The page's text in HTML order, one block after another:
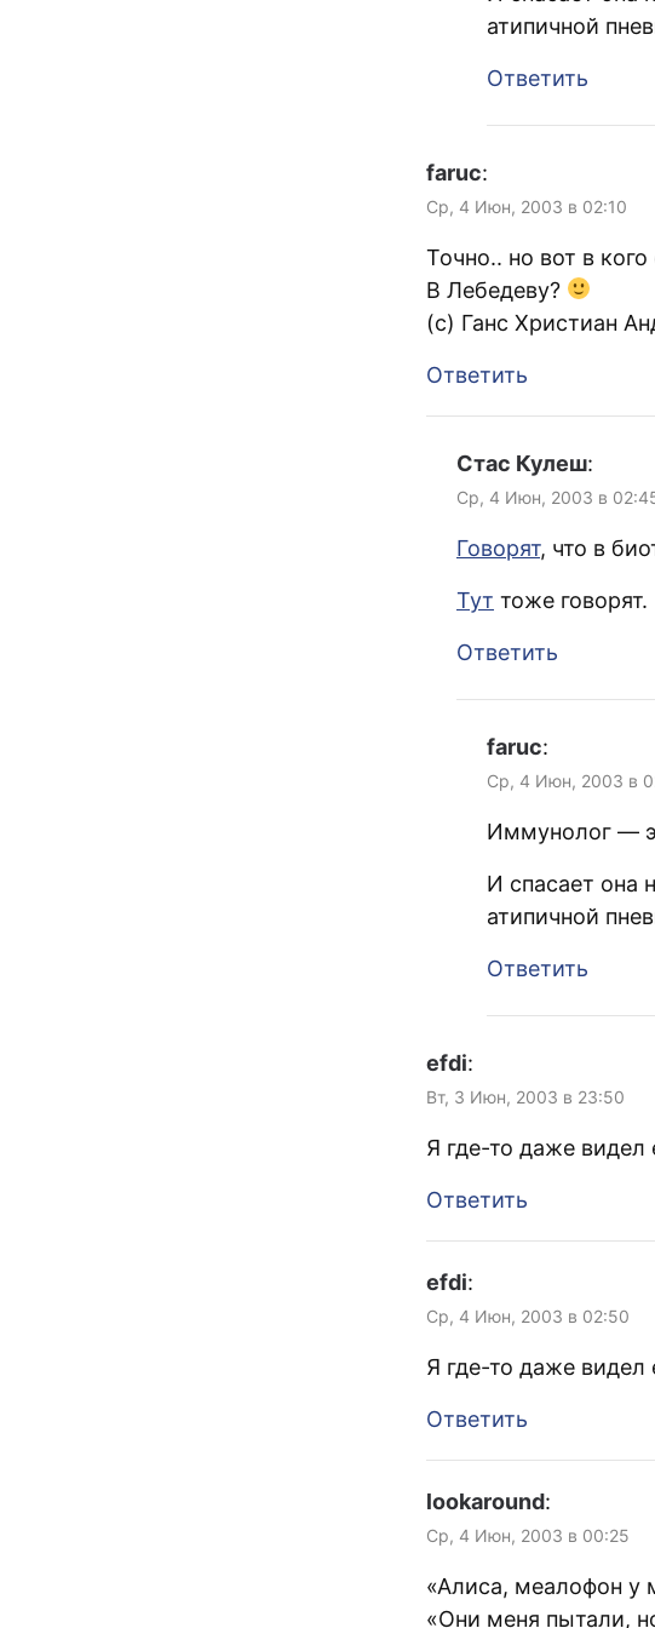
атипичной
Ответить
faruc:
Ср, 4 Июн, 2003 в 02:10
Точно.. но вот в
В Лебедеву?
(с) Ганс Христиан
Ответить
Стас Кулеш:
Ср, 4 Июн, 2003 в
Говорят, что в
Тут тоже говорят.
Ответить
faruc:
Ср, 4 Июн, 2003 в
Иммунолог —
И спасает она
атипичной
Ответить
efdi:
Вт, 3 Июн, 2003 в 23:50
Я где-то даже видел
Ответить
efdi:
Ср, 4 Июн, 2003 в 02:50
Я где-то даже видел
Ответить
lookaround:
Ср, 4 Июн, 2003 в 00:25
«Алиса, меалофон у
«Они меня пытали,